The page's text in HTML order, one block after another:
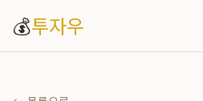
💰투자우